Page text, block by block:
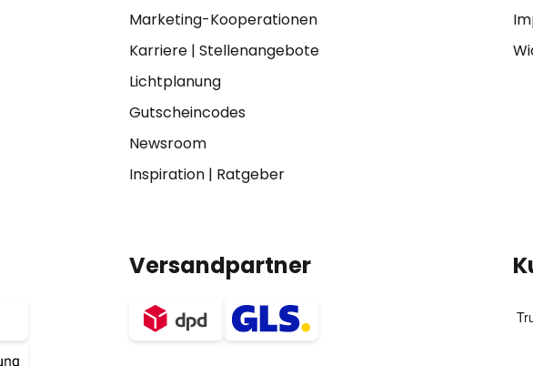
Marketing-Kooperationen
Karriere| Stellenangebote
Lichtplanung
Gutscheincodes
Newsroom
Inspiration| Ratgeber
Versandpartner